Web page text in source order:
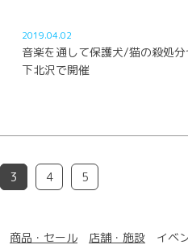
2019.04.02
音楽を通して保護犬/猫の殺処分
下北沢で開催
3 4 5
商品・セール 店舗・施設
イベ